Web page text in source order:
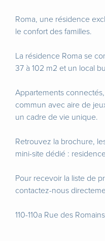
Roma, une résidence
le confort des familles.
La résidence Roma se
37 à 102 m2 et un local
Appartements
commun avec aire de
un cadre de vie unique.
Retrouvez la brochure,
mini-site dédié :
Pour recevoir la liste de
contactez-nous
110-110a Rue des